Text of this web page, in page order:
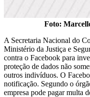
Foto:
A Secretaria Nacional do
Ministério da Justiça e
contra o Facebook para
proteção de dados não
outros indivíduos. O
notificação. Segundo o
empresa pode pagar multa